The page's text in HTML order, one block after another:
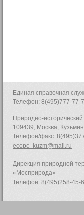
Единая справочная
Телефон: 8(495)777-77-
Природно-
109439, Москва,
Телефон/факс:
ecopc_kuzm@mail.ru
Дирекция природной
«Мосприрода»
Телефон: 8(495)258-45-